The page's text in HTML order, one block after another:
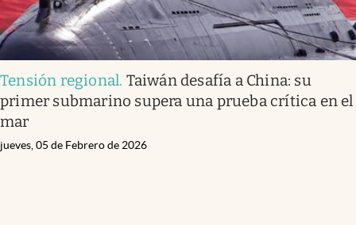
Tensión regional. Taiwán desafía a China: su
primer submarino supera una prueba crítica en el
mar
jueves, 05 de Febrero de 2026